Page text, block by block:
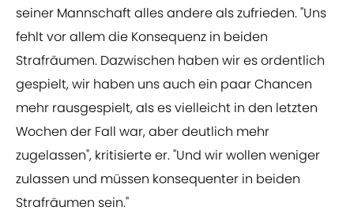
seiner Mannschaft alles andere als zufrieden. "Uns
fehlt vor allem die Konsequenz in beiden
Strafräumen. Dazwischen haben wir es ordentlich
gespielt, wir haben uns auch ein paar Chancen
mehr rausgespielt, als es vielleicht in den letzten
Wochen der Fall war, aber deutlich mehr
zugelassen", kritisierte er. "Und wir wollen weniger
zulassen und müssen konsequenter in beiden
Strafräumen sein."